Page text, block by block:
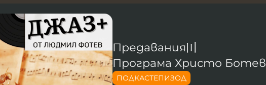
Предавания〣
Програма Христо Ботев
ПОДКАСТЕПИЗОД